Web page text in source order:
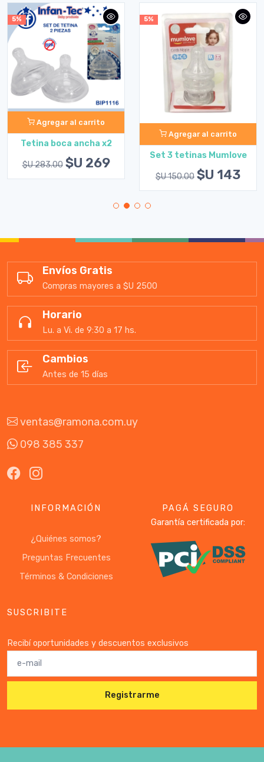
5%
Agregar al carrito
Tetina boca ancha x2
$U 283.00 $U 269
5%
Agregar al carrito
Set 3 tetinas Mumlove
$U 150.00 $U 143
Envíos Gratis
Compras mayores a $U 2500
Horario
Lu. a Vi. de 9:30 a 17 hs.
Cambios
Antes de 15 días
ventas@ramona.com.uy
098 385 337
INFORMACIÓN
¿Quiénes somos?
Preguntas Frecuentes
Términos & Condiciones
PAGÁ SEGURO
Garantía certificada por:
SUSCRIBITE
Recibí oportunidades y descuentos exclusivos
Registrarme